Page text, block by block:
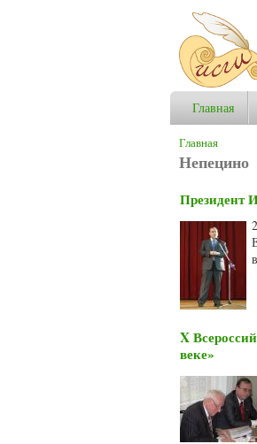
Главная
Вы здесь
Главная
Непецино
Президент
X
веке»